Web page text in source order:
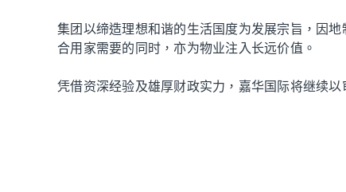
集团以缔造理想和谐的生活国度为发展宗旨，因
合用家需要的同时，亦为物业注入长远价值。
凭借资深经验及雄厚财政实力，嘉华国际将继续